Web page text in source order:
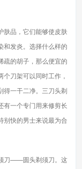
品，它们能够使皮肤
和发炎。选择什么样的
疏的胡子，那么便宜的
刀架可以同时工作，
得一干二净。三刀头剃
有一个专门用来修剪长
别快的男士来说最为合
刀——圆头剃须刀。这